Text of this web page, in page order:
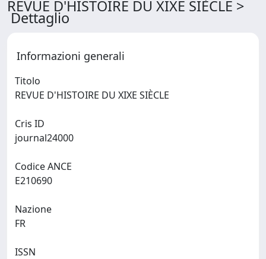
REVUE D'HISTOIRE DU XIXE SIÈCLE >
Dettaglio
Informazioni generali
Titolo
Cris ID
Codice ANCE
Nazione
ISSN